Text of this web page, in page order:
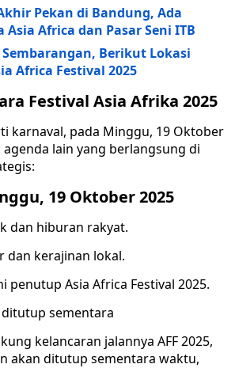
Pekan di Bandung, Ada
Asia Africa dan Pasar Seni ITB
Berikut Lokasi
Africa Festival 2025
Festival Asia Afrika 2025
karnaval, pada Minggu, 19 Oktober
lain yang berlangsung di
19 Oktober 2025
dan hiburan rakyat.
dan kerajinan lokal.
penutup Asia Africa Festival 2025.
ditutup sementara
kelancaran jalannya AFF 2025,
akan ditutup sementara waktu,